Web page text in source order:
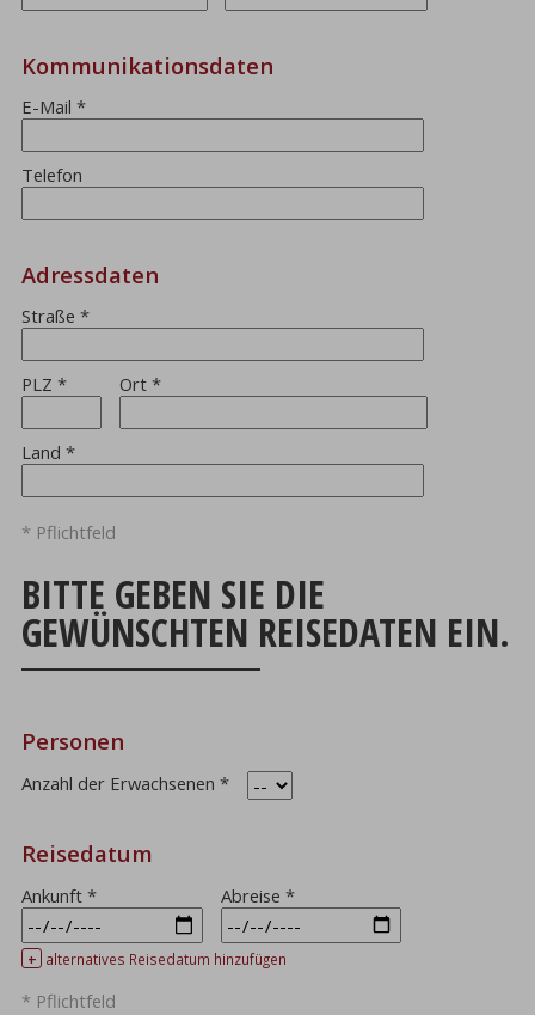
Kommunikationsdaten
E-Mail*
Telefon
Adressdaten
Straße*
PLZ* Ort *
Land*
* Pflichtfeld
BITTE GEBEN SIE DIE
GEWÜNSCHTEN REISEDATEN EIN.
Personen
Anzahl der Erwachsenen*
Reisedatum
Ankunft* Abreise *
+ alternatives Reisedatum hinzufügen
* Pflichtfeld